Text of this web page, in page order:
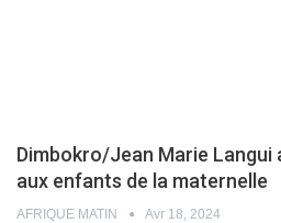
Dimbokro/Jean Marie
aux enfants de la maternelle
AFRIQUE MATIN Avr 18, 2024